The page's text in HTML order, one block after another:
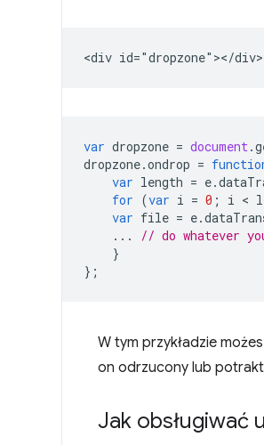
var dropzone = document.
dropzone.ondrop =
var length = e.
for (var i = 0 ; i <
var file = e.
...
// do whatever
}
};
W tym przykładzie
on odrzucony lub
Jak obsługiwać